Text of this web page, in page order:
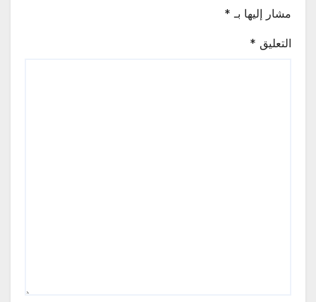
مشار إليها بـ *
التعليق *